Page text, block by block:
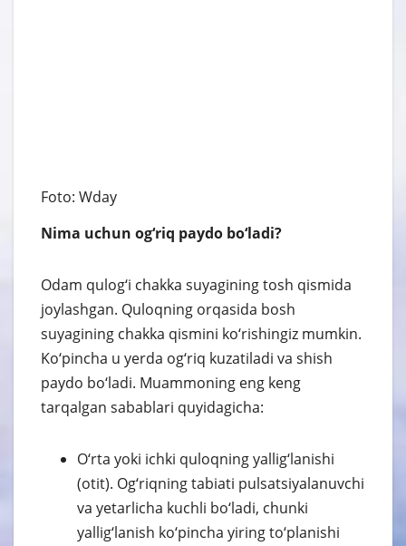
Foto: Wday
Nima uchun og‘riq paydo bo‘ladi?
Odam qulog‘i chakka suyagining tosh qismida
joylashgan. Quloqning orqasida bosh
suyagining chakka qismini ko‘rishingiz mumkin.
Ko‘pincha u yerda og‘riq kuzatiladi va shish
paydo bo‘ladi. Muammoning eng keng
tarqalgan sabablari quyidagicha:
O‘rta yoki ichki quloqning yallig‘lanishi
(otit). Og‘riqning tabiati pulsatsiyalanuvchi
va yetarlicha kuchli bo‘ladi, chunki
yallig‘lanish ko‘pincha yiring to‘planishi